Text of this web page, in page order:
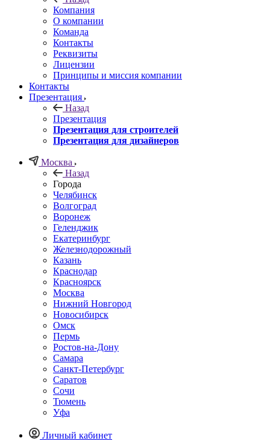
Компания
О компании
Команда
Контакты
Реквизиты
Лицензии
Принципы и миссия компании
Контакты
Презентация
Назад
Презентация
Презентация для строителей
Презентация для дизайнеров
Москва
Назад
Города
Челябинск
Волгоград
Воронеж
Геленджик
Екатеринбург
Железнодорожный
Казань
Краснодар
Красноярск
Москва
Нижний Новгород
Новосибирск
Омск
Пермь
Ростов-на-Дону
Самара
Санкт-Петербург
Саратов
Сочи
Тюмень
Уфа
Личный кабинет